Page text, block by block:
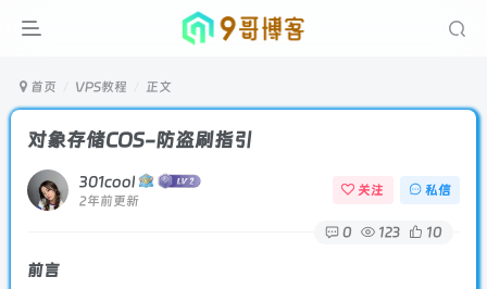
首页 VPS教程 正文
对象存储COS-防盗刷指引
301cool
2年前更新
关注 私信
0 123 10
前言